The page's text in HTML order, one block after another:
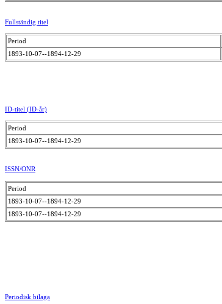
Fullständig titel
Period
1893-10-07--1894-12-29
ID-titel (ID-år)
Period
1893-10-07--1894-12-29
ISSN/ONR
Period
1893-10-07--1894-12-29
1893-10-07--1894-12-29
Periodisk bilaga